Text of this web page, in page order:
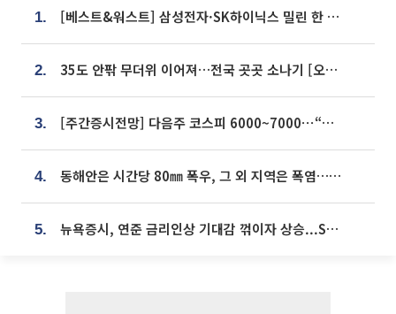
1. [베스트&워스트] 삼성전자·SK하이닉스 밀린 한 주…상상인증권은 85% 급등
2. 35도 안팎 무더위 이어져…전국 곳곳 소나기 [오늘 날씨]
3. [주간증시전망] 다음주 코스피 6000~7000⋯“外人 수급은 정책이 변수”
4. 동해안은 시간당 80㎜ 폭우, 그 외 지역은 폭염…‘극과 극 날씨’
5. 뉴욕증시, 연준 금리인상 기대감 꺾이자 상승...S&P500 사상 최고치 [종합]